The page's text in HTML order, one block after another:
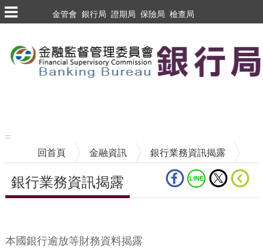
跳到主要內容區塊
金管會 銀行局 證期局 保險局 檢查局
:::
回首頁 金融資訊 銀行業務資訊揭露
銀行業務資訊揭露
本國銀行逾放等財務資料揭露